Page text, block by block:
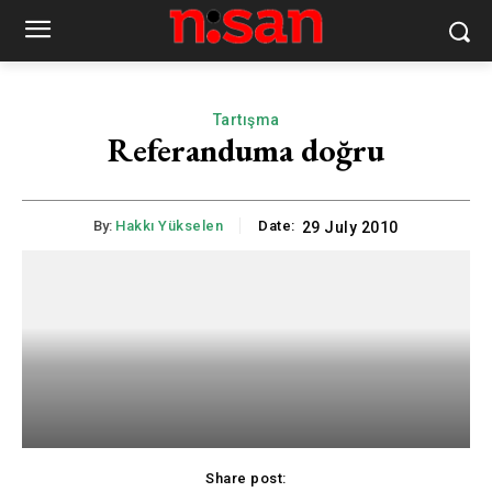
Tartışma
Referanduma doğru
By: Hakkı Yükselen Date: 29 July 2010
Share post: